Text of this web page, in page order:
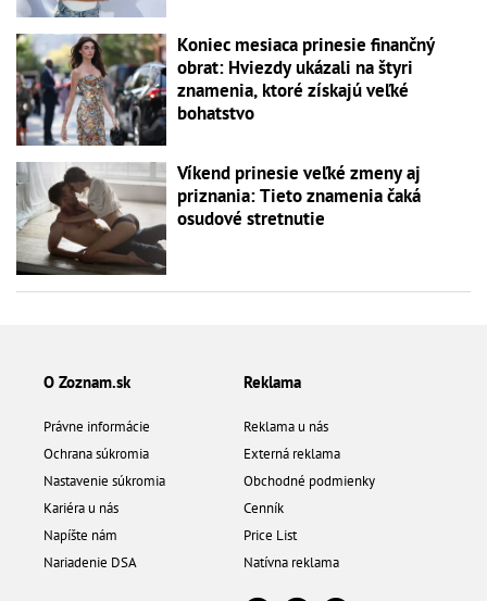
Koniec mesiaca prinesie finančný
obrat: Hviezdy ukázali na štyri
znamenia, ktoré získajú veľké
bohatstvo
Víkend prinesie veľké zmeny aj
priznania: Tieto znamenia čaká
osudové stretnutie
O Zoznam.sk
Právne informácie
Ochrana súkromia
Nastavenie súkromia
Kariéra u nás
Napíšte nám
Nariadenie DSA
Reklama
Reklama u nás
Externá reklama
Obchodné podmienky
Cenník
Price List
Natívna reklama